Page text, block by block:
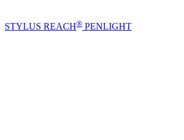
STYLUS REACH® PENLIGHT